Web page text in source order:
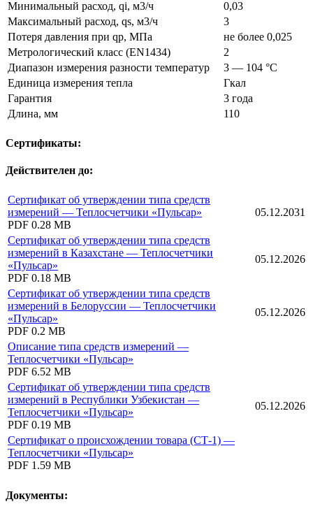
Минимальный расход, qi, м3/ч
0,03
Максимальный расход, qs, м3/ч
3
Потеря давления при qp, МПа
не более 0,025
Метрологический класс (EN1434)
2
Диапазон измерения разности температур
3 — 104 °C
Единица измерения тепла
Гкал
Гарантия
3 года
Длина, мм
110
Сертификаты:
Действителен до:
Сертификат об утверждении типа средств
измерений — Теплосчетчики «Пульсар»
PDF 0.28 MB
05.12.2031
Сертификат об утверждении типа средств
измерений в Казахстане — Теплосчетчики
«Пульсар»
PDF 0.18 MB
05.12.2026
Сертификат об утверждении типа средств
измерений в Белоруссии — Теплосчетчики
«Пульсар»
PDF 0.2 MB
05.12.2026
Описание типа средств измерений —
Теплосчетчики «Пульсар»
PDF 6.52 MB
Сертификат об утверждении типа средств
измерений в Республики Узбекистан —
Теплосчетчики «Пульсар»
PDF 0.19 MB
05.12.2026
Сертификат о происхождении товара (СТ-1) —
Теплосчетчики «Пульсар»
PDF 1.59 MB
Документы: